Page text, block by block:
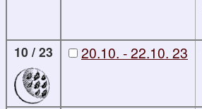
10 / 23
20.10. - 22.10. 23